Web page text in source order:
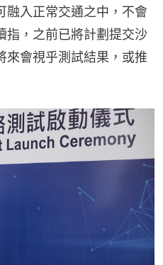
融入正常交通之中，不會
指，之前已將計劃提交沙
來會視乎測試結果，或推